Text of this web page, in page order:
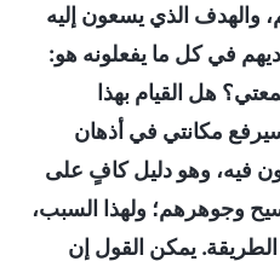
والهدف الذي يسعون إليه
في كل ما يفعلونه هو:
هل القيام بهذا
مكانتي في أذهان
فيه، وهو دليل كافٍ على
وجوهرهم؛ ولهذا السبب،
يمكن القول إن